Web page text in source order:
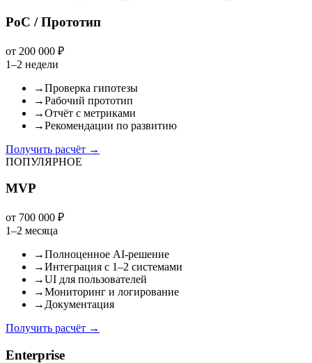
PoC / Прототип
от 200 000 ₽
1–2 недели
→Проверка гипотезы
→Рабочий прототип
→Отчёт с метриками
→Рекомендации по развитию
Получить расчёт →
ПОПУЛЯРНОЕ
MVP
от 700 000 ₽
1–2 месяца
→Полноценное AI-решение
→Интеграция с 1–2 системами
→UI для пользователей
→Мониторинг и логирование
→ Документация
Получить расчёт →
Enterprise